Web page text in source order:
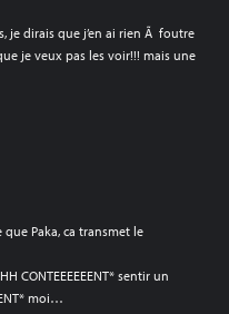
je dirais que j’en ai rien Ã foutre
je veux pas les voir!!! mais une
Paka, ca transmet le
CONTEEEEEENT* sentir un
moi…